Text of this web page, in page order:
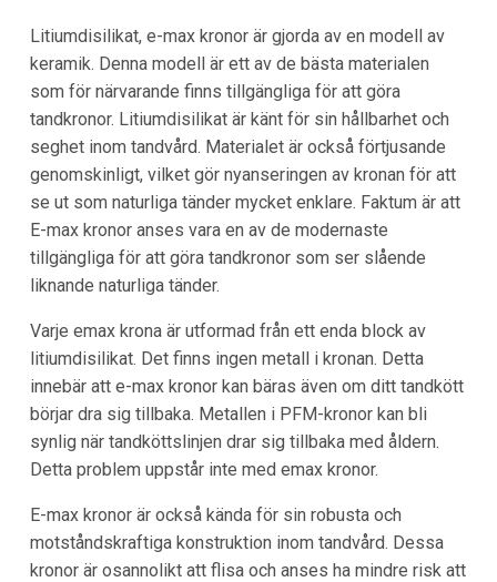
Litiumdisilikat, e-max kronor är gjorda av en modell av
keramik. Denna modell är ett av de bästa materialen
som för närvarande finns tillgängliga för att göra
tandkronor. Litiumdisilikat är känt för sin hållbarhet och
seghet inom tandvård. Materialet är också förtjusande
genomskinligt, vilket gör nyanseringen av kronan för att
se ut som naturliga tänder mycket enklare. Faktum är att
E-max kronor anses vara en av de modernaste
tillgängliga för att göra tandkronor som ser slående
liknande naturliga tänder.
Varje emax krona är utformad från ett enda block av
litiumdisilikat. Det finns ingen metall i kronan. Detta
innebär att e-max kronor kan bäras även om ditt tandkött
börjar dra sig tillbaka. Metallen i PFM-kronor kan bli
synlig när tandköttslinjen drar sig tillbaka med åldern.
Detta problem uppstår inte med emax kronor.
E-max kronor är också kända för sin robusta och
motståndskraftiga konstruktion inom tandvård. Dessa
kronor är osannolikt att flisa och anses ha mindre risk att